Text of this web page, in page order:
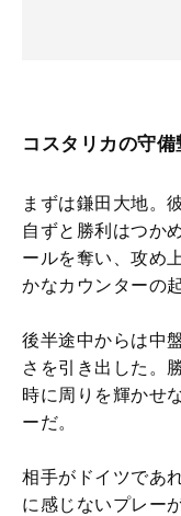
コスタリカの守
まずは鎌田大地。
自ずと勝利はつか
ールを奪い、攻め
かなカウンターの
後半途中からは中
さを引き出した。
時に周りを輝かせ
ーだ。
相手がドイツであ
に感じないプレー